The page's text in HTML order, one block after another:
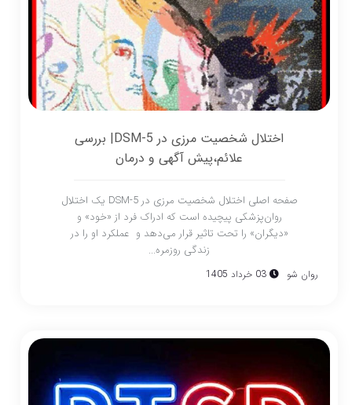
اختلال شخصیت مرزی در DSM-5| بررسی
علائم،پیش آگهی و درمان
صفحه اصلی اختلال شخصیت مرزی در DSM-5 یک اختلال
روان‌پزشکی پیچیده است که ادراک فرد از «خود» و
«دیگران» را تحت تاثیر قرار می‌دهد و عملکرد او را در
زندگی روزمره...
روان شو 03 خرداد 1405